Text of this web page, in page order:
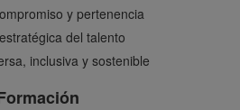
y pertenencia
del talento
inclusiva y sostenible